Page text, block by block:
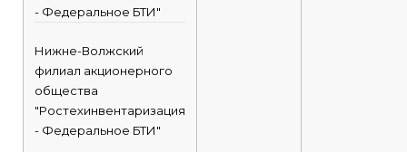
- Федеральное БТИ"
Нижне-Волжский
филиал акционерного
общества
"Ростехинвентаризация
- Федеральное БТИ"